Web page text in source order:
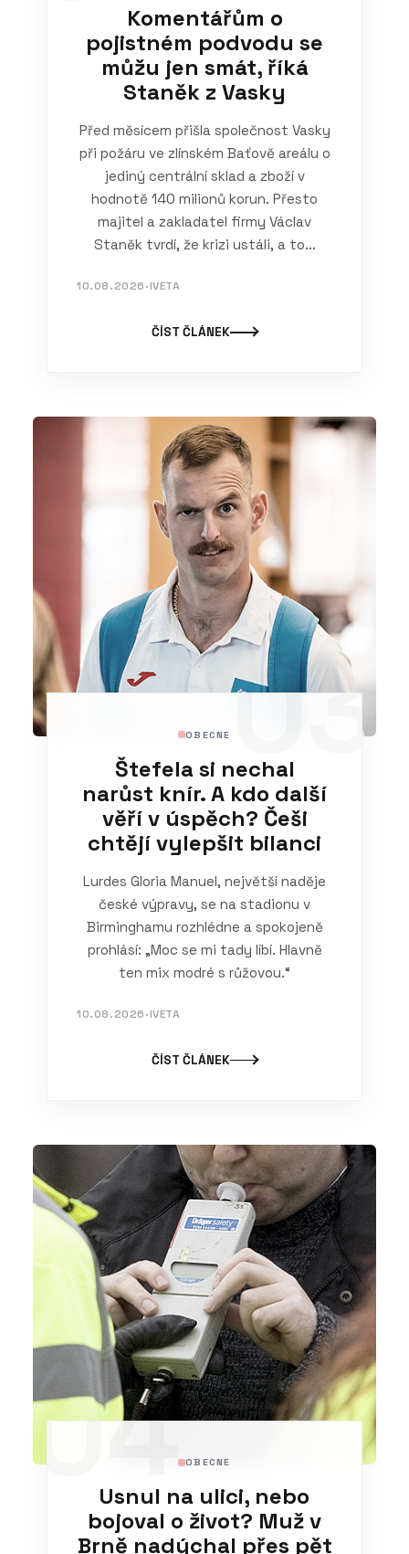
Komentářům o
pojistném podvodu se
můžu jen smát, říká
Staněk z Vasky
Před měsícem přišla společnost Vasky
při požáru ve zlínském Baťově areálu o
jediný centrální sklad a zboží v
hodnotě 140 milionů korun. Přesto
majitel a zakladatel firmy Václav
Staněk tvrdí, že krizi ustáli, a to...
10.08.2026·IVETA
ČÍST ČLÁNEK
03
OBECNE
Štefela si nechal
narůst knír. A kdo další
věří v úspěch? Češi
chtějí vylepšit bilanci
Lurdes Gloria Manuel, největší naděje
české výpravy, se na stadionu v
Birminghamu rozhlédne a spokojeně
prohlásí: „Moc se mi tady líbí. Hlavně
ten mix modré s růžovou.“
10.08.2026·IVETA
ČÍST ČLÁNEK
04 OBECNE
Usnul na ulici, nebo
bojoval o život? Muž v
Brně nadýchal přes pět